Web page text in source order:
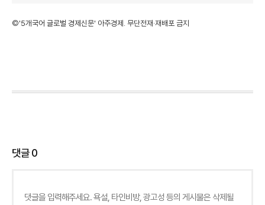
©'5개국어 글로벌 경제신문' 아주경제. 무단전재·재배포 금지
댓글0